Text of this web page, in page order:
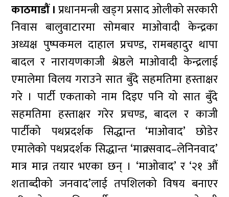
काठमाडौं ।प्रधानमन्त्री खड्ग प्रसाद ओलीको सरकारी
निवास बालुवाटारमा साेमबार माओवादी केन्द्रका
अध्यक्ष पुष्पकमल दाहाल प्रचण्ड, रामबहादुर थापा
बादल र नारायणकाजी श्रेष्ठले माओवादी केन्द्रलाई
एमालेमा विलय गराउने सात बुँदे सहमतिमा हस्ताक्षर
गरे । पार्टी एकताको नाम दिइए पनि यो सात बुँदे
सहमतिमा हस्ताक्षर गरेर प्रचण्ड, बादल र काजी
पार्टीको पथप्रदर्शक सिद्धान्त ‘माओवाद’ छोडेर
एमालेको पथप्रदर्शक सिद्धान्त ‘माक्र्सवाद–लेनिनवाद’
मात्र मान्न तयार भएका छन् । ‘माओवाद’ र ‘२१ औं
शताब्दीको जनवाद’लाई तपशिलको विषय बनाएर